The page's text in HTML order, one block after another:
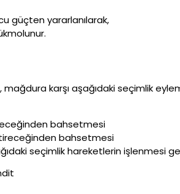
güçten yararlanılarak,
karşı aşağıdaki seçimlik
bahsetmesi
bahsetmesi
seçimlik hareketlerin işlenmesi